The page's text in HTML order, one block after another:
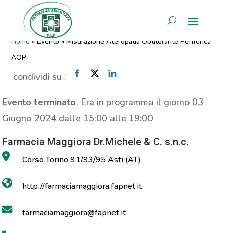
AREA RISERVATA
Misurazione Ateropatia
Obliterante Periferica AOP
Home »Evento »Misurazione Ateropatia Obliterante Periferica
AOP
condividi su :
Evento terminato. Era in programma il giorno 03
Giugno 2024 dalle 15:00 alle 19:00
Farmacia Maggiora Dr.Michele & C. s.n.c.
Corso Torino 91/93/95 Asti (AT)
http://farmaciamaggiora.fapnet.it
farmaciamaggiora@fapnet.it